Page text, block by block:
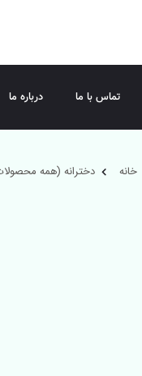
تماس با ما درباره ما
خانه دخترانه (همه